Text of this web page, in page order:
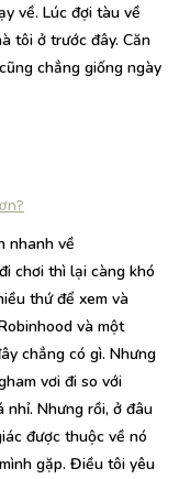
về. Lúc đợi tàu về
tôi ở trước đây. Căn
chẳng giống ngày
nhanh về
chơi thì lại càng khó
thứ để xem và
và một
chẳng có gì. Nhưng
vơi đi so với
nhỉ. Nhưng rồi, ở đâu
được thuộc về nó
gặp. Điều tôi yêu